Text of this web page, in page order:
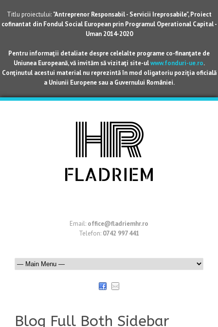
Titlu proiectului: "Antreprenor Responsabil - Servicii Ireprosabile", Proiect
cofinantat din Fondul Social European prin Programul Operational Capital -
Uman 2014-2020
Pentru informaţii detaliate despre celelalte programe co-finanţate de
Uniunea Europeană, vă invităm să vizitaţi site-ulwww.fonduri-ue.ro.
Conţinutul acestui material nu reprezintă în mod oligatoriu poziţia oficială
a Uniunii Europene sau a Guvernului României.
Email: office@fladriemhr.ro
Telefon: 0742 997 441
Blog Full Both Sidebar